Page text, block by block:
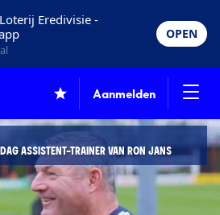
Eredivisie -
OPEN
Aanmelden
ASSISTENT-TRAINER VAN RON JANS